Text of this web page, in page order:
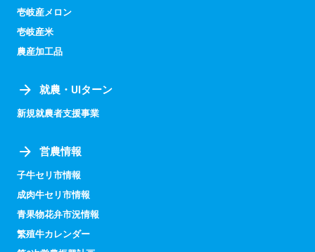
壱岐産メロン
壱岐産米
農産加工品
就農・UIターン
新規就農者支援事業
営農情報
子牛セリ市情報
成肉牛セリ市情報
青果物花弁市況情報
繁殖牛カレンダー